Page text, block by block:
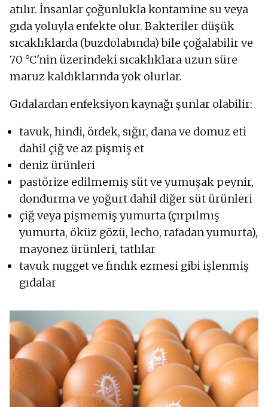
atılır. İnsanlar çoğunlukla kontamine su veya
gıda yoluyla enfekte olur. Bakteriler düşük
sıcaklıklarda (buzdolabında) bile çoğalabilir ve
70 °C'nin üzerindeki sıcaklıklara uzun süre
maruz kaldıklarında yok olurlar.
Gıdalardan enfeksiyon kaynağı şunlar olabilir:
tavuk, hindi, ördek, sığır, dana ve domuz eti
dahil çiğ ve az pişmiş et
deniz ürünleri
pastörize edilmemiş süt ve yumuşak peynir,
dondurma ve yoğurt dahil diğer süt ürünleri
çiğ veya pişmemiş yumurta (çırpılmış
yumurta, öküz gözü, lecho, rafadan yumurta),
mayonez ürünleri, tatlılar
tavuk nugget ve fındık ezmesi gibi işlenmiş
gıdalar